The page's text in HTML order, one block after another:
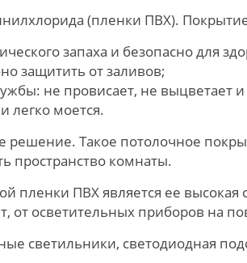
(пленки ПВХ).
запаха и безопасно для
защитить от заливов;
не провисает, не выцветает
легко моется.
решение. Такое потолочное
пространство комнаты.
пленки ПВХ является ее
осветительных приборов на
светильники, светодиодная